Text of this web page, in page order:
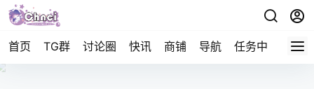
首页 TG群 讨论圈 快讯 商铺 导航 任务中心 帮助